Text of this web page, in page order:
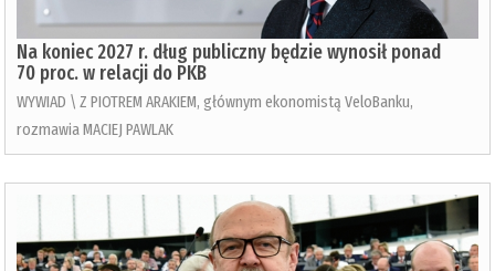
Na koniec 2027 r. dług publiczny będzie wynosił ponad
70 proc. w relacji do PKB
WYWIAD \ Z PIOTREM ARAKIEM, głównym ekonomistą VeloBanku,
rozmawia MACIEJ PAWLAK